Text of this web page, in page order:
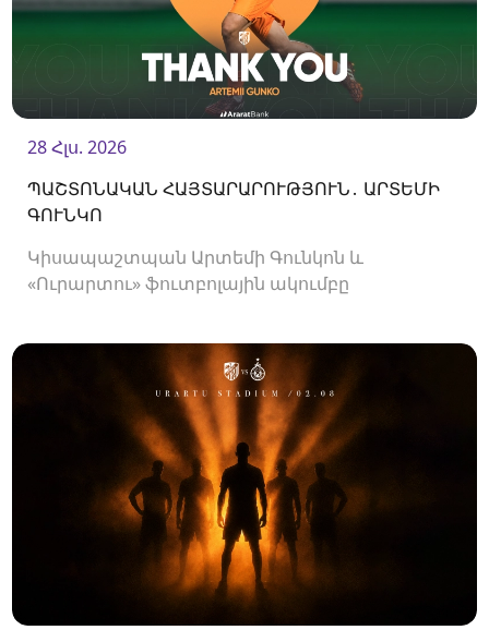
28 Հլս. 2026
ՊԱՇՏՈՆԱԿԱՆ ՀԱՅՏԱՐԱՐՈՒԹՅՈՒՆ․ ԱՐՏԵՄԻ
ԳՈՒՆԿՈ
Կիսապաշտպան Արտեմի Գունկոն և
«Ուրարտու» ֆուտբոլային ակումբը